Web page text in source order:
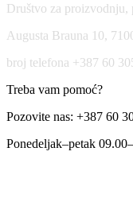
Društvo za proizvodnju,
Augusta Brauna 10,
broj telefona +387 60
Treba vam pomoć?
Pozovite nas: +387 60
Ponedeljak–petak